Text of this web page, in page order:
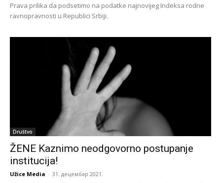
Prava prilika da podsetimo na podatke najnovijeg Indeksa rodne
ravnopravnosti u Republici Srbiji.
Društvo
ŽENE Kaznimo neodgovorno postupanje
institucija!
Užice Media - 31. децембар 2021.